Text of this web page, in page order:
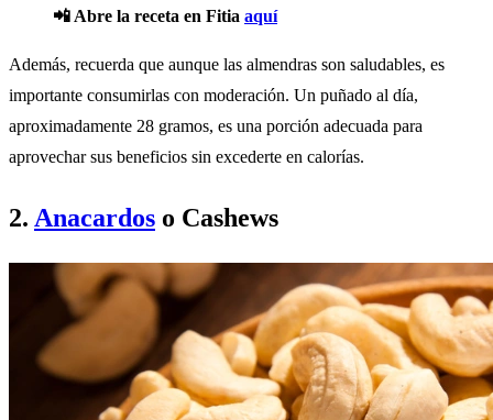
📲 Abre la receta en Fitia aquí
Además, recuerda que aunque las almendras son saludables, es
importante consumirlas con moderación. Un puñado al día,
aproximadamente 28 gramos, es una porción adecuada para
aprovechar sus beneficios sin excederte en calorías.
2. Anacardos o Cashews